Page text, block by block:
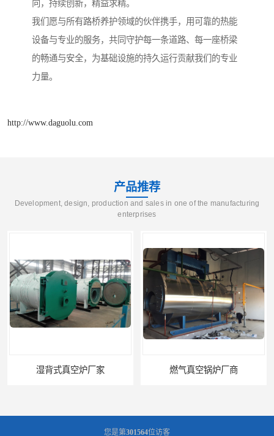
向，持续创新，精益求精。
我们愿与所有路桥养护领域的伙伴携手，用可靠的热能
设备与专业的服务，共同守护每一条道路、每一座桥梁
的畅通与安全，为基础设施的持久运行贡献我们的专业
力量。
http://www.daguolu.com
产品推荐
Development, design, production and sales in one of the manufacturing
enterprises
湿背式真空炉厂家 燃气真空锅炉厂商
您是第301564位访客